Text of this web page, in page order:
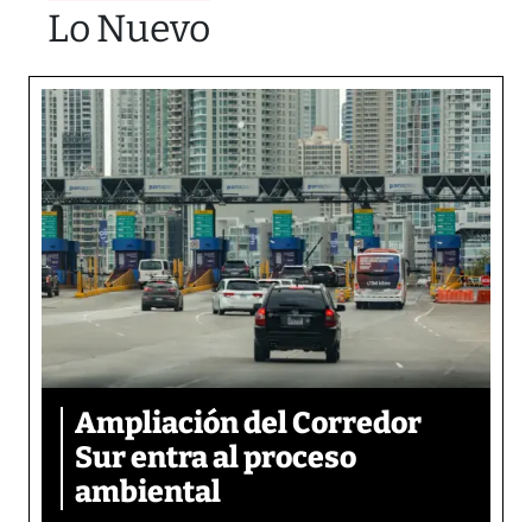
Lo Nuevo
Ampliación del Corredor
Sur entra al proceso
ambiental